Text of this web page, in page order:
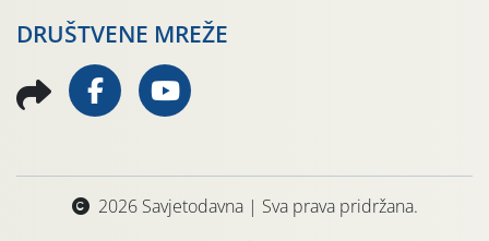
DRUŠTVENE MREŽE
2026 Savjetodavna | Sva prava pridržana.